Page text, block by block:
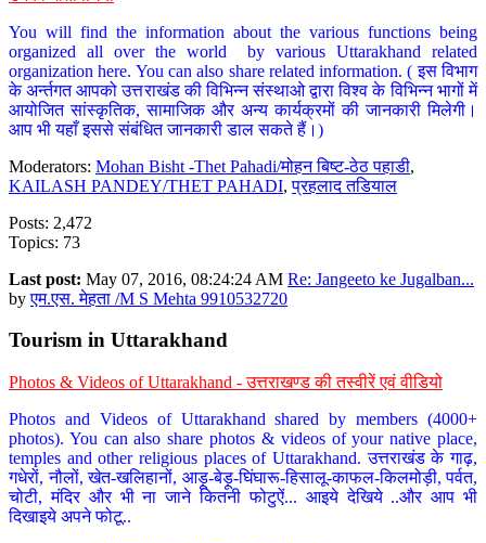
You will find the information about the various functions being
organized all over the world by various Uttarakhand related
organization here. You can also share related information. ( इस विभाग
के अर्न्तगत आपको उत्तराखंड की विभिन्न संस्थाओ द्वारा विश्व के विभिन्न भागों में
आयोजित सांस्कृतिक, सामाजिक और अन्य कार्यक्रमों की जानकारी मिलेगी।
आप भी यहाँ इससे संबंधित जानकारी डाल सकते हैं।)
Moderators: Mohan Bisht -Thet Pahadi/मोहन बिष्ट-ठेठ पहाडी,
KAILASH PANDEY/THET PAHADI,प्रहलाद तडियाल
Posts: 2,472
Topics: 73
Last post: May 07, 2016, 08:24:24 AM Re: Jangeeto ke Jugalban...
byएम.एस. मेहता /M S Mehta 9910532720
Tourism in Uttarakhand
Photos & Videos of Uttarakhand - उत्तराखण्ड की तस्वीरें एवं वीडियो
Photos and Videos of Uttarakhand shared by members (4000+
photos). You can also share photos & videos of your native place,
temples and other religious places of Uttarakhand. उत्तराखंड के गाढ़,
गधेरों, नौलों, खेत-खलिहानों, आड़ू-बेड़ू-घिंघारू-हिसालू-काफल-किलमोड़ी, पर्वत,
चोटी, मंदिर और भी ना जाने कितनी फोटुऐं... आइये देखिये ..और आप भी
दिखाइये अपने फोटू..